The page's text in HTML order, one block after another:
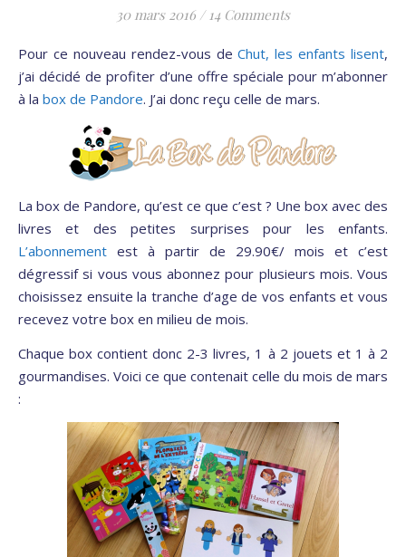
30 mars 2016 / 14 Comments
Pour ce nouveau rendez-vous deChut, les enfants lisent,
j’ai décidé de profiter d’une offre spéciale pour m’abonner
à la box de Pandore. J’ai donc reçu celle de mars.
La box de Pandore, qu’est ce que c’est ? Une box avec des
livres et des petites surprises pour les enfants.
L’abonnement est à partir de 29.90€/ mois et c’est
dégressif si vous vous abonnez pour plusieurs mois. Vous
choisissez ensuite la tranche d’age de vos enfants et vous
recevez votre box en milieu de mois.
Chaque box contient donc 2-3 livres, 1 à 2 jouets et 1 à 2
gourmandises. Voici ce que contenait celle du mois de mars
: